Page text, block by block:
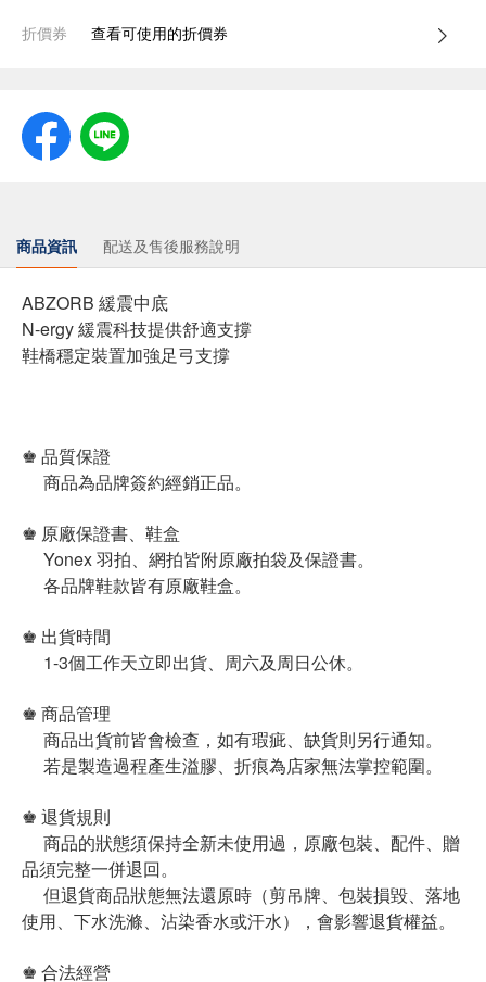
折價券 查看可使用的折價券
商品資訊 配送及售後服務說明
ABZORB 緩震中底
N-ergy 緩震科技提供舒適支撐
鞋橋穩定裝置加強足弓支撐
♚ 品質保證
商品為品牌簽約經銷正品。
♚ 原廠保證書、鞋盒
Yonex 羽拍、網拍皆附原廠拍袋及保證書。
各品牌鞋款皆有原廠鞋盒。
♚ 出貨時間
1-3個工作天立即出貨、周六及周日公休。
♚ 商品管理
商品出貨前皆會檢查，如有瑕疵、缺貨則另行通知。
若是製造過程產生溢膠、折痕為店家無法掌控範圍。
♚ 退貨規則
商品的狀態須保持全新未使用過，原廠包裝、配件、贈
品須完整一併退回。
但退貨商品狀態無法還原時（剪吊牌、包裝損毀、落地
使用、下水洗滌、沾染香水或汗水），會影響退貨權益。
♚ 合法經營